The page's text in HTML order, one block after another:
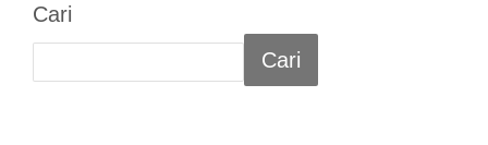
Cari
Cari